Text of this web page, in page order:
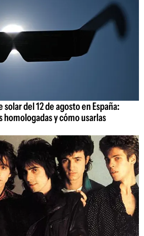
del 12 de agosto en España:
y cómo usarlas